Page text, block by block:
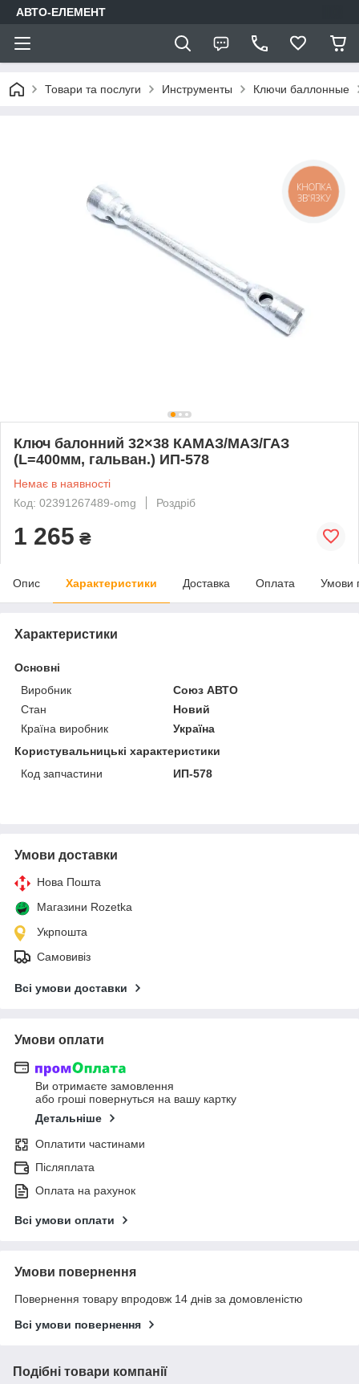
АВТО-ЕЛЕМЕНТ
Товари та послуги Инструменты Ключи баллонные
Ключ балонний 32×38 КАМАЗ/МАЗ/ГАЗ
(L=400мм, гальван.) ИП-578
Немає в наявності
Код: 02391267489-omg
Роздріб
1 265 ₴
Опис Характеристики Доставка Оплата Умови
Характеристики
Основні
Виробник
Союз АВТО
Стан
Новий
Країна виробник
Україна
Користувальницькі характеристики
Код запчастини
ИП-578
Умови доставки
Нова Пошта
Магазини Rozetka
Укрпошта
Самовивіз
Всі умови доставки
Умови оплати
Ви отримаєте замовлення
або гроші повернуться на вашу картку
Детальніше
Оплатити частинами
Післяплата
Оплата на рахунок
Всі умови оплати
Умови повернення
Повернення товару впродовж 14 днів за домовленістю
Всі умови повернення
Подібні товари компанії
КНОПКА
ЗВ'ЯЗКУ